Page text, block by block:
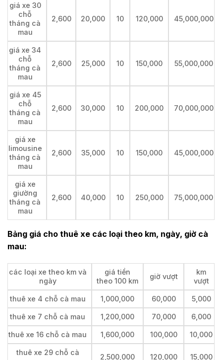
giá xe 30
chỗ
tháng cà
mau
2,600 20,000 10 120,000 45,000,000
giá xe 34
chỗ
tháng cà
mau
2,600 25,000 10 150,000 55,000,000
giá xe 45
chỗ
tháng cà
mau
2,600 30,000 10 200,000 70,000,000
giá xe
limousine
tháng cà
mau
2,600 35,000 10 150,000 45,000,000
giá xe
giường
tháng cà
mau
2,600 40,000 10 250,000 75,000,000
Bảng giá cho thuê xe các loại theo km, ngày, giờ cà
mau:
các loại xe theo km và
ngày
giá tiền
theo 100 km
giờ vượt
km
vượt
thuê xe 4 chỗ cà mau 1,000,000 60,000 5,000
thuê xe 7 chỗ cà mau 1,200,000 70,000 6,000
thuê xe 16 chỗ cà mau 1,600,000 100,000 10,000
thuê xe 29 chỗ cà
2,500,000 120,000 15,000